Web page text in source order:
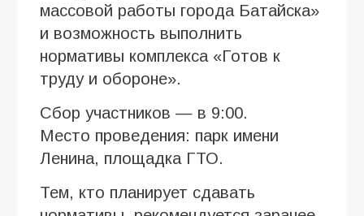
массовой работы города Батайска»
и возможность выполнить
нормативы комплекса «Готов к
труду и обороне».
Сбор участников — в 9:00.
Место проведения: парк имени
Ленина, площадка ГТО.
Тем, кто планирует сдавать